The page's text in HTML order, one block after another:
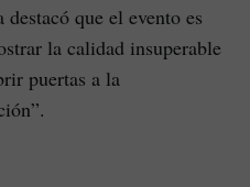
que el evento es
la calidad insuperable
puertas a la